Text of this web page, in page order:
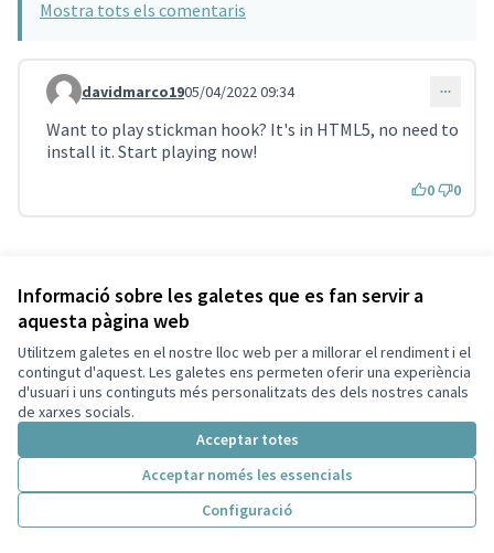
Informació sobre les galetes que es fan servir a
aquesta pàgina web
Utilitzem galetes en el nostre lloc web per a millorar el rendiment i el
contingut d'aquest. Les galetes ens permeten oferir una experiència
d'usuari i uns continguts més personalitzats des dels nostres canals
de xarxes socials.
Acceptar totes
Acceptar només les essencials
Configuració
Mostra tots els comentaris
Comentari 1204
davidmarco1905/04/2022 09:34
Want to play stickman hook? It's in HTML5, no need to
install it. Start playing now!
0 0
Versió 23(de 23) veure altres versions
Termes i condicions d'ús
Configuració de les galetes
Decidim Sant Cugat a X
(Enllaç extern)
Decidim Sant Cugat a Facebook
Decidim Sant Cugat a Instagram
Decidim Sant Cugat a GitHub
(Enllaç extern)
Web creada ambprogramari lliure .
Amb
(Enllaç